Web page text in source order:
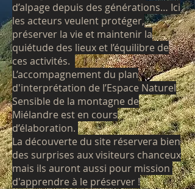
d’alpage depuis des générations… Ici
les acteurs veulent protéger,
préserver la vie et maintenir la
quiétude des lieux et l’équilibre de
ces activités.
L’accompagnement du plan
d'interprétation de l’Espace Naturel
Sensible de la montagne de
Miélandre est en cours
d’élaboration.
La découverte du site réservera bien
des surprises aux visiteurs chanceux
mais ils auront aussi pour mission
d'apprendre à le préserver !